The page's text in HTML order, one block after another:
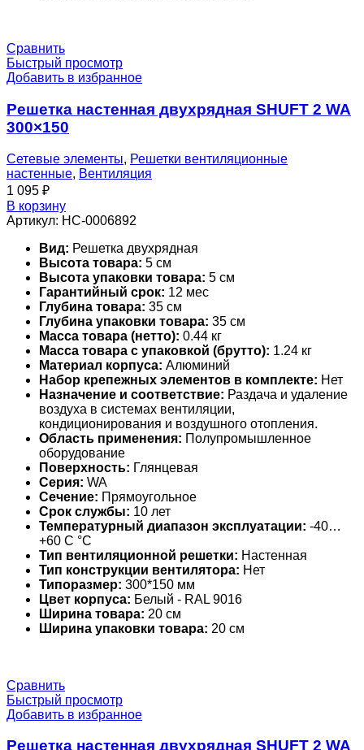
Сравнить
Быстрый просмотр
Добавить в избранное
Решетка настенная двухрядная SHUFT 2 WA
300×150
Сетевые элементы, Решетки вентиляционные
настенные, Вентиляция
1 095 ₽
В корзину
Артикул: НС-0006892
Вид: Решетка двухрядная
Высота товара: 5 см
Высота упаковки товара: 5 см
Гарантийный срок: 12 мес
Глубина товара: 35 см
Глубина упаковки товара: 35 см
Масса товара (нетто): 0.44 кг
Масса товара с упаковкой (брутто): 1.24 кг
Материал корпуса: Алюминий
Набор крепежных элементов в комплекте: Нет
Назначение и соответствие: Раздача и удаление
воздуха в системах вентиляции,
кондиционирования и воздушного отопления.
Область применения: Полупромышленное
оборудование
Поверхность: Глянцевая
Серия: WA
Сечение: Прямоугольное
Срок службы: 10 лет
Температурный диапазон эксплуатации: -40…
+60 С °С
Тип вентиляционной решетки: Настенная
Тип конструкции вентилятора: Нет
Типоразмер: 300*150 мм
Цвет корпуса: Белый - RAL 9016
Ширина товара: 20 см
Ширина упаковки товара: 20 см
Сравнить
Быстрый просмотр
Добавить в избранное
Решетка настенная двухрядная SHUFT 2 WA